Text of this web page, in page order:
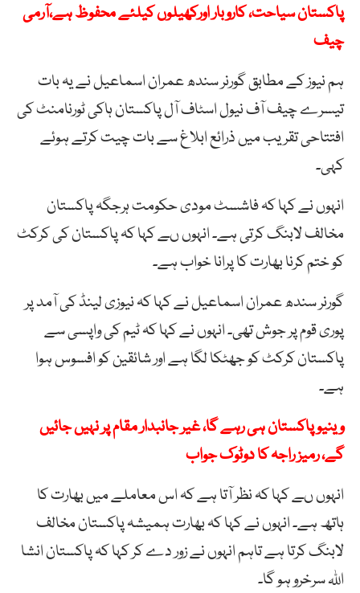
پاکستان سیاحت، کاروبار اورکھیلوں کیلئے محفوظ ہے،آرمی
چیف
ہم نیوز کے مطابق گورنر سندھ عمران اسماعیل نے یہ بات
تیسرے چیف آف نیول اسٹاف آل پاکستان ہاکی ٹورنامنٹ کی
افتتاحی تقریب میں ذرائع ابلاغ سے بات چیت کرتے ہوئے
کہی۔
انہوں نے کہا کہ فاشسٹ مودی حکومت ہرجگہ پاکستان
مخالف لابنگ کرتی ہے۔ انہوں ںے کہا کہ پاکستان کی کرکٹ
کو ختم کرنا بھارت کا پرانا خواب ہے۔
گورنر سندھ عمران اسماعیل نے کہا کہ نیوزی لینڈ کی آمد پر
پوری قوم پر جوش تھی۔ انہوں نے کہا کہ ٹیم کی واپسی سے
پاکستان کرکٹ کو جھٹکا لگا ہے اور شائقین کو افسوس ہوا
ہے۔
وینیو پاکستان ہی رہے گا، غیر جانبدار مقام پر نہیں جائیں
گے، رمیز راجہ کا دوٹوک جواب
انہوں ںے کہا کہ نظر آتا ہے کہ اس معاملے میں بھارت کا
ہاتھ ہے۔ انہوں نے کہا کہ بھارت ہمیشہ پاکستان مخالف
لابنگ کرتا ہے تاہم انہوں نے زور دے کر کہا کہ پاکستان انشا
اللہ سرخرو ہو گا۔